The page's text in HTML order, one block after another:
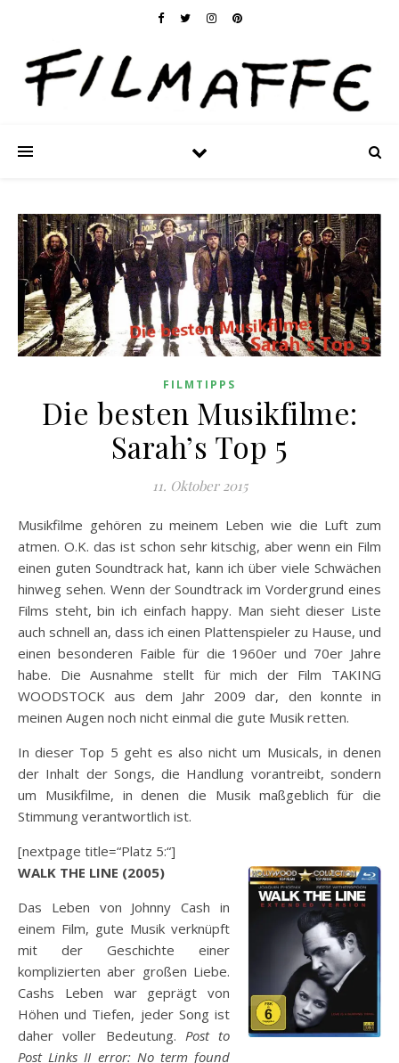
FILMTIPPS
Die besten Musikfilme:
Sarah’s Top 5
11. Oktober 2015
Musikfilme gehören zu meinem Leben wie die Luft zum
atmen. O.K. das ist schon sehr kitschig, aber wenn ein Film
einen guten Soundtrack hat, kann ich über viele Schwächen
hinweg sehen. Wenn der Soundtrack im Vordergrund eines
Films steht, bin ich einfach happy. Man sieht dieser Liste
auch schnell an, dass ich einen Plattenspieler zu Hause, und
einen besonderen Faible für die 1960er und 70er Jahre
habe. Die Ausnahme stellt für mich der Film TAKING
WOODSTOCK aus dem Jahr 2009 dar, den konnte in
meinen Augen noch nicht einmal die gute Musik retten.
In dieser Top 5 geht es also nicht um Musicals, in denen
der Inhalt der Songs, die Handlung vorantreibt, sondern
um Musikfilme, in denen die Musik maßgeblich für die
Stimmung verantwortlich ist.
[nextpage title=“Platz 5:“]
WALK THE LINE (2005)
Das Leben von Johnny Cash in
einem Film, gute Musik verknüpft
mit der Geschichte einer
komplizierten aber großen Liebe.
Cashs Leben war geprägt von
Höhen und Tiefen, jeder Song ist
daher voller Bedeutung. Post to
Post Links II error: No term found